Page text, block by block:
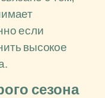
если
высокое
сезона